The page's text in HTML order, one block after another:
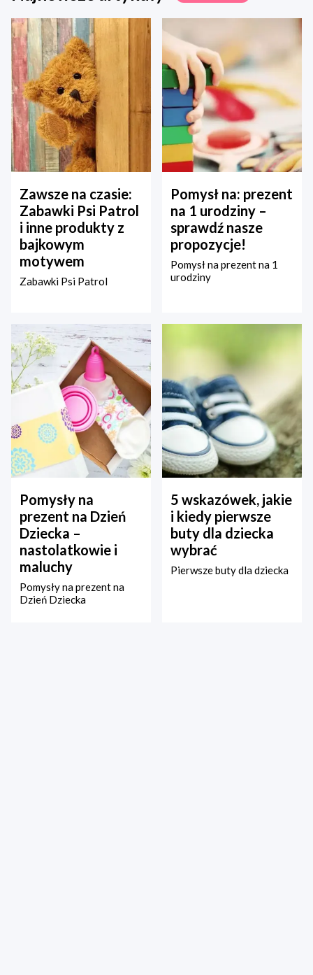
Zawsze na czasie:
Zabawki Psi Patrol
i inne produkty z
bajkowym
motywem
Zabawki Psi Patrol
Pomysł na: prezent
na 1 urodziny –
sprawdź nasze
propozycje!
Pomysł na prezent na 1
urodziny
Pomysły na
prezent na Dzień
Dziecka –
nastolatkowie i
maluchy
Pomysły na prezent na
Dzień Dziecka
5 wskazówek, jakie
i kiedy pierwsze
buty dla dziecka
wybrać
Pierwsze buty dla dziecka